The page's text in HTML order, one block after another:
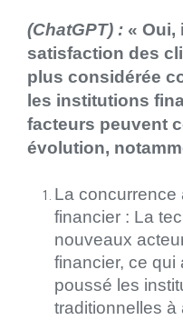
(ChatGPT) : « Oui,
satisfaction des
plus considérée
les institutions
facteurs peuvent
évolution,
La concurrence
financier : La
nouveaux
financier, ce qui
poussé les
traditionnelles à